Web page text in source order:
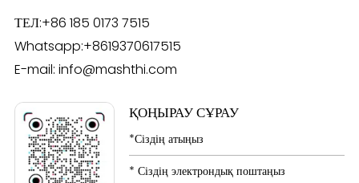
ТЕЛ:+86 185 0173 7515
Whatsapp:+8619370617515
E-mail: info@mashthi.com
ҚОҢЫРАУ СҰРАУ